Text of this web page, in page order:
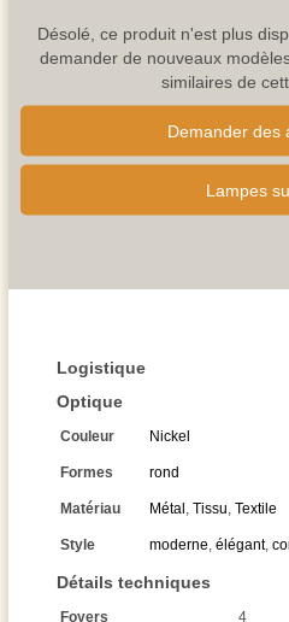
Désolé, ce produit n'est plus
demander de nouveaux
similaires de
Demander des
Lampes
Logistique
Optique
Couleur Nickel
Formes rond
Matériau Métal , Tissu, Textile
Style moderne, élégant,
Détails techniques
Foyers 4